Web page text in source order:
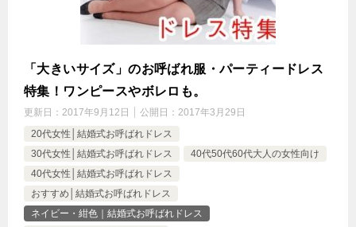
「大きいサイズ」のお呼ばれ服・パーティードレス
特集！ワンピースやボレロも。
更新日： 2017年9月12日 公開日： 2017年3月29日
20代女性│結婚式お呼ばれドレス
30代女性│結婚式お呼ばれドレス
40代50代60代大人の女性向け
40代女性│結婚式お呼ばれドレス
おすすめ│結婚式お呼ばれドレス
ネイビー・紺色｜結婚式お呼ばれドレス